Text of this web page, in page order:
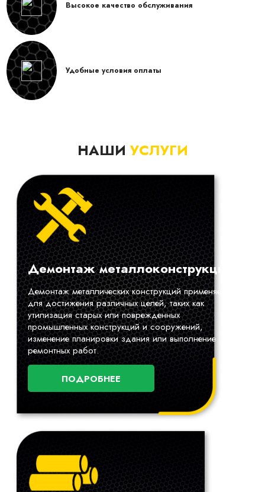
Высокое качество обслуживания
Удобные условия оплаты
НАШИ УСЛУГИ
Демонтаж металлоконструкций
Демонтаж металлических конструкций применяется
для достижения различных целей, таких как
утилизация старых или поврежденных
промышленных конструкций и сооружений,
изменение планировки здания или выполнение
ремонтных работ.
ПОДРОБНЕЕ